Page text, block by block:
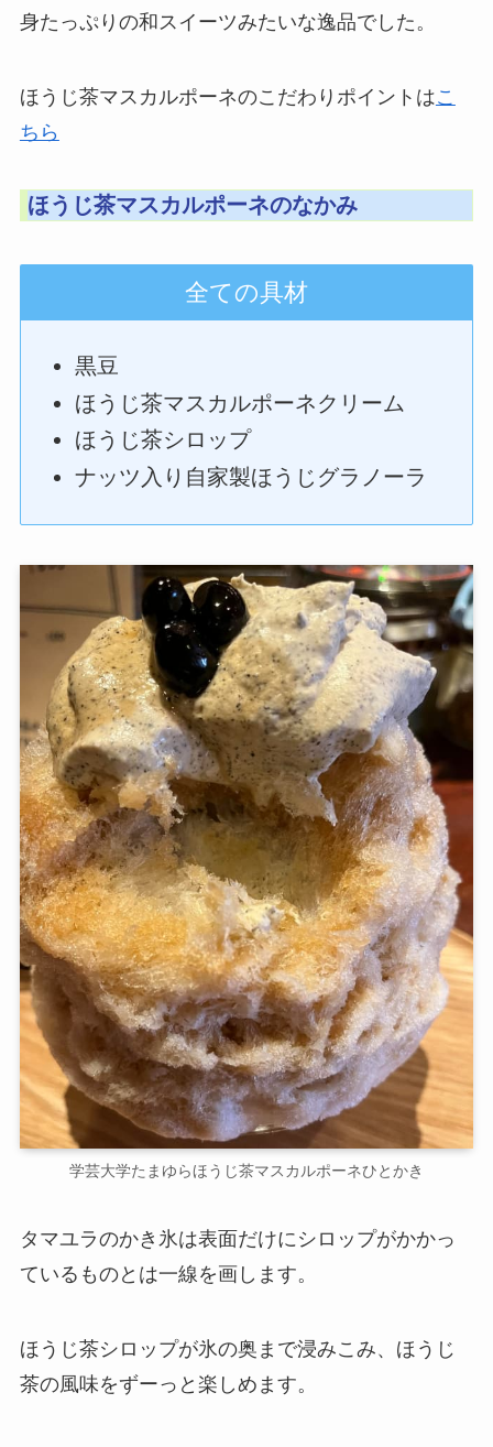
身たっぷりの和スイーツみたいな逸品でした。
ほうじ茶マスカルポーネのこだわりポイントはこ
ちら
ほうじ茶マスカルポーネのなかみ
全ての具材
黒豆
ほうじ茶マスカルポーネクリーム
ほうじ茶シロップ
ナッツ入り自家製ほうじグラノーラ
学芸大学たまゆらほうじ茶マスカルポーネひとかき
タマユラのかき氷は表面だけにシロップがかかっ
ているものとは一線を画します。
ほうじ茶シロップが氷の奥まで浸みこみ、ほうじ
茶の風味をずーっと楽しめます。